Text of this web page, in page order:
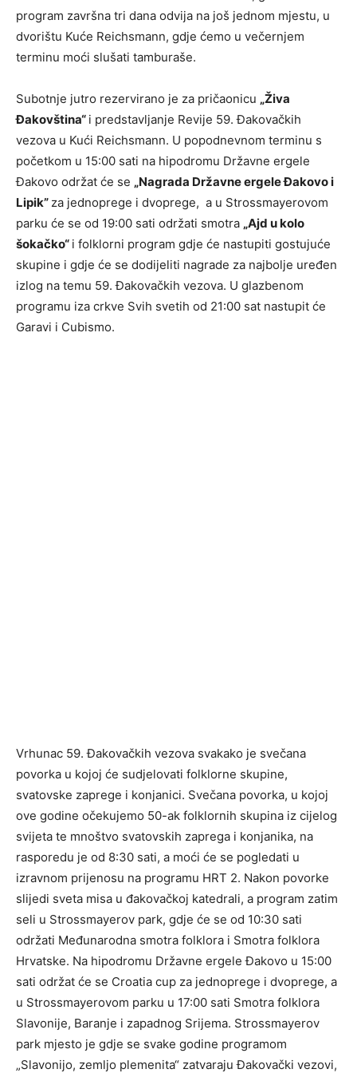
program završna tri dana odvija na još jednom mjestu, u
dvorištu Kuće Reichsmann, gdje ćemo u večernjem
terminu moći slušati tamburaše.
Subotnje jutro rezervirano je za pričaonicu „Živa
Đakovština“ i predstavljanje Revije 59. Đakovačkih
vezova u Kući Reichsmann. U popodnevnom terminu s
početkom u 15:00 sati na hipodromu Državne ergele
Đakovo održat će se „Nagrada Državne ergele Đakovo i
Lipik” za jednoprege i dvoprege, a u Strossmayerovom
parku će se od 19:00 sati održati smotra „Ajd u kolo
šokačko“ i folklorni program gdje će nastupiti gostujuće
skupine i gdje će se dodijeliti nagrade za najbolje uređen
izlog na temu 59. Đakovačkih vezova. U glazbenom
programu iza crkve Svih svetih od 21:00 sat nastupit će
Garavi i Cubismo.
Vrhunac 59. Đakovačkih vezova svakako je svečana
povorka u kojoj će sudjelovati folklorne skupine,
svatovske zaprege i konjanici. Svečana povorka, u kojoj
ove godine očekujemo 50-ak folklornih skupina iz cijelog
svijeta te mnoštvo svatovskih zaprega i konjanika, na
rasporedu je od 8:30 sati, a moći će se pogledati u
izravnom prijenosu na programu HRT 2. Nakon povorke
slijedi sveta misa u đakovačkoj katedrali, a program zatim
seli u Strossmayerov park, gdje će se od 10:30 sati
održati Međunarodna smotra folklora i Smotra folklora
Hrvatske. Na hipodromu Državne ergele Đakovo u 15:00
sati održat će se Croatia cup za jednoprege i dvoprege, a
u Strossmayerovom parku u 17:00 sati Smotra folklora
Slavonije, Baranje i zapadnog Srijema. Strossmayerov
park mjesto je gdje se svake godine programom
„Slavonijo, zemljo plemenita“ zatvaraju Đakovački vezovi,